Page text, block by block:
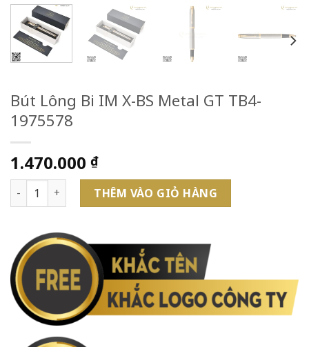
Bút Lông Bi IM X-BS Metal GT TB4-
1975578
1.470.000 ₫
Bút Lông Bi IM X-BS Metal GT TB4-1975578 số lượng
THÊM VÀO GIỎ HÀNG